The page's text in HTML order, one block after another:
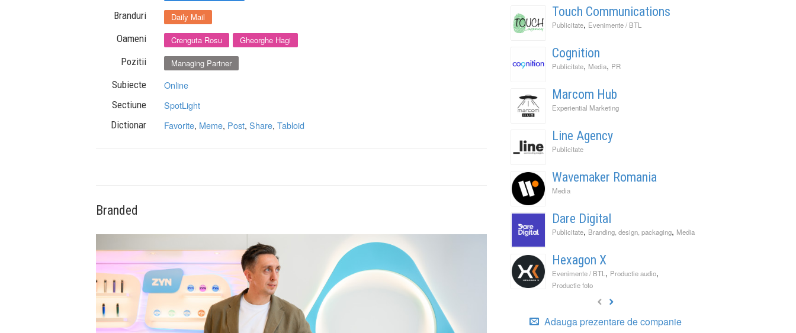
Branduri Daily Mail
Oameni Crenguta Rosu Gheorghe Hagi
Pozitii Managing Partner
Subiecte Online
Sectiune SpotLight
Dictionar Favorite, Meme, Post, Share, Tabloid
Branded
Touch Communications
Publicitate, Evenimente / BTL
Cognition
Publicitate, Media, PR
Marcom Hub
Experiential Marketing
Line Agency
Publicitate
Wavemaker Romania
Media
Dare Digital
Publicitate, Branding, design, packaging, Media
Hexagon X
Evenimente / BTL , Productie audio,
Productie foto
Adauga prezentare de companie